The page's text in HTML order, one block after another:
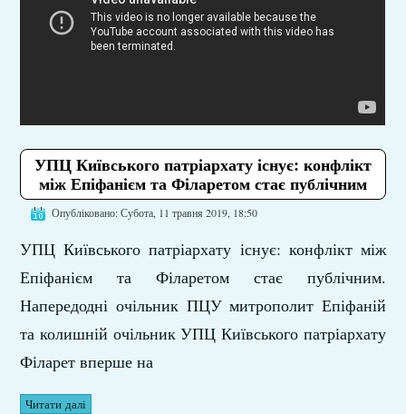
УПЦ Київського патріархату існує: конфлікт
між Епіфанієм та Філаретом стає публічним
Опубліковано: Субота, 11 травня 2019, 18:50
УПЦ Київського патріархату існує: конфлікт між
Епіфанієм та Філаретом стає публічним.
Напередодні очільник ПЦУ митрополит Епіфаній
та колишній очільник УПЦ Київського патріархату
Філарет вперше на
Читати далі